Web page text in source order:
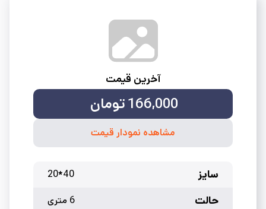
آخرین قیمت
166,000تومان
مشاهده نمودار قیمت
سایز 40*20
حالت 6 متری